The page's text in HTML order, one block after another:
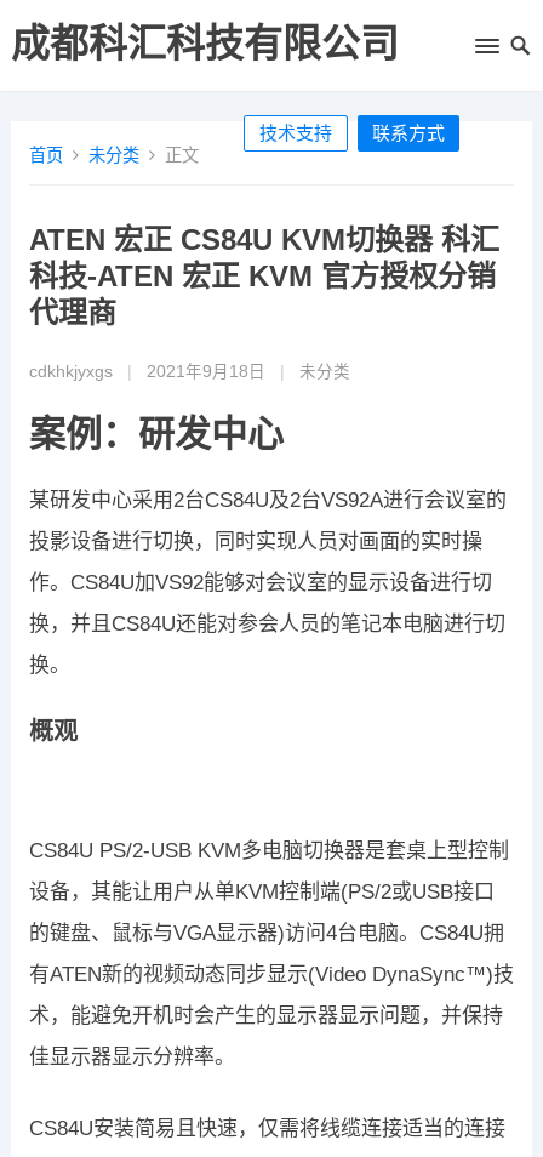
成都科汇科技有限公司
技术支持 联系方式
首页 未分类 正文
ATEN 宏正 CS84U KVM切换器 科汇
科技-ATEN 宏正 KVM 官方授权分销
代理商
cdkhkjyxgs 2021年9月18日 未分类
案例：研发中心
某研发中心采用2台CS84U及2台VS92A进行会议室的
投影设备进行切换，同时实现人员对画面的实时操
作。CS84U加VS92能够对会议室的显示设备进行切
换，并且CS84U还能对参会人员的笔记本电脑进行切
换。
概观
CS84U PS/2-USB KVM多电脑切换器是套桌上型控制
设备，其能让用户从单KVM控制端(PS/2或USB接口
的键盘、鼠标与VGA显示器)访问4台电脑。CS84U拥
有ATEN新的视频动态同步显示(Video DynaSync™)技
术，能避免开机时会产生的显示器显示问题，并保持
佳显示器显示分辨率。
CS84U安装简易且快速，仅需将线缆连接适当的连接